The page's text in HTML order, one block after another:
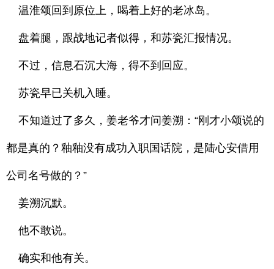
温淮颂回到原位上，喝着上好的老冰岛。
盘着腿，跟战地记者似得，和苏瓷汇报情况。
不过，信息石沉大海，得不到回应。
苏瓷早已关机入睡。
不知道过了多久，姜老爷才问姜溯：“刚才小颂说的
都是真的？釉釉没有成功入职国话院，是陆心安借用
公司名号做的？”
姜溯沉默。
他不敢说。
确实和他有关。